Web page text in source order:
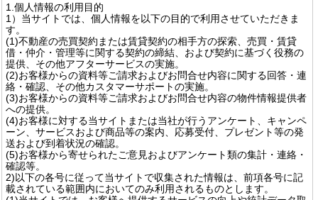
1.個人情報の利用目的
1）当サイトでは、個人情報を以下の目的で利用させていただきま
す。
(1)不動産の売買契約または賃貸契約の相手方の探索、売買・賃貸
借・仲介・管理等に関する契約の締結、および契約に基づく役務の
提供、その他アフターサービスの実施。
(2)お客様からの資料等ご請求およびお問合せ内容に関する回答・連
絡・確認、その他カスタマーサポートの実施。
(3)お客様からの資料等ご請求およびお問合せ内容の物件情報提供者
への提供。
(4)お客様に対する当サイトまたは当社が行うアンケート、キャンペ
ーン、サービスおよび商品等の案内、応募受付、プレゼント等の発
送および到着状況の確認。
(5)お客様から寄せられたご意見およびアンケート類の集計・連絡・
確認等。
2)以下の各号に従って当サイトで収集された情報は、前項各号に記
載されている範囲内においてのみ利用されるものとします。